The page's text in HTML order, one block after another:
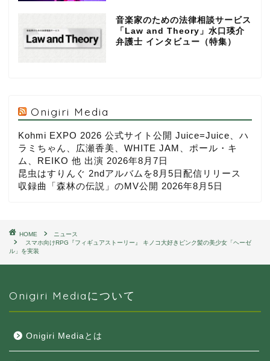
音楽家のための法律相談サービス
「Law and Theory」水口瑛介
弁護士 インタビュー（特集）
Onigiri Media
Kohmi EXPO 2026 公式サイト公開 Juice=Juice、ハ
ラミちゃん、広瀬香美、WHITE JAM、ポール・キ
ム、REIKO 他 出演 2026年8月7日
昆虫はすりんぐ 2ndアルバムを8月5日配信リリース
収録曲「森林の伝説」のMV公開 2026年8月5日
HOME
ニュース
スマホ向けRPG『フィギュアストーリー』 キノコ大好きピンク髪の美少女「ヘーゼ
ル」を実装
Onigiri Mediaについて
Onigiri Mediaとは